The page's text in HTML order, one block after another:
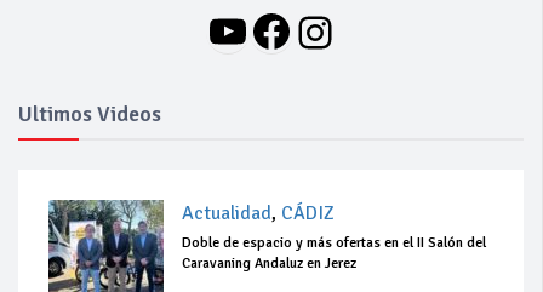
YouTube
Facebook
Instagram
Ultimos Videos
Actualidad, CÁDIZ
Doble de espacio y más ofertas en el II Salón del
Caravaning Andaluz en Jerez